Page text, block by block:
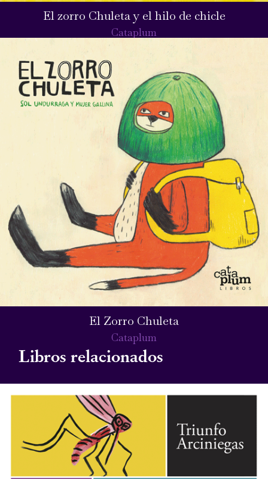
El zorro Chuleta y el hilo de chicle
Cataplum
El Zorro Chuleta
Cataplum
Libros relacionados